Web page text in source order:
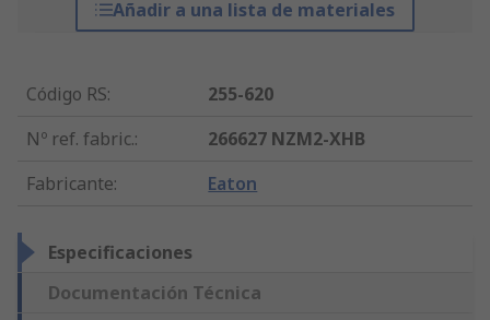
Añadir a una lista de materiales
Código RS:
255-620
Nº ref. fabric.:
266627 NZM2-XHB
Fabricante: Eaton
Especificaciones
Documentación Técnica